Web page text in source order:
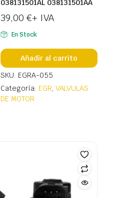
038131501AL 038131501AA
39,00 €+ IVA
En Stock
Añadir al carrito
SKU: EGRA-055
Categoría: EGR, VALVULAS
DE MOTOR